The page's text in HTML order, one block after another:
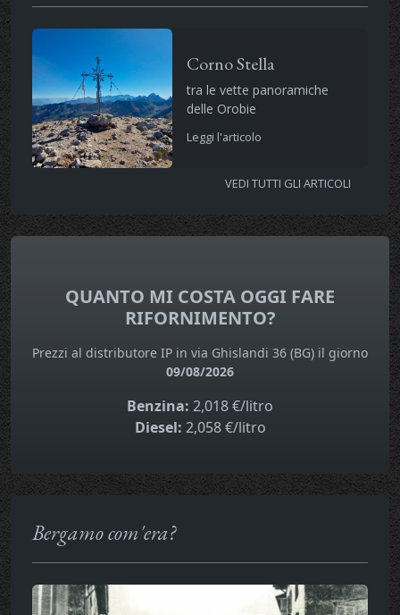
Corno Stella
tra le vette panoramiche
delle Orobie
Leggi l'articolo
VEDI TUTTI GLI ARTICOLI
QUANTO MI COSTA OGGI FARE
RIFORNIMENTO?
Prezzi al distributore IP in via Ghislandi 36 (BG) il giorno
09/08/2026
Benzina: 2,018 €/litro
Diesel: 2,058 €/litro
Bergamo com'era?